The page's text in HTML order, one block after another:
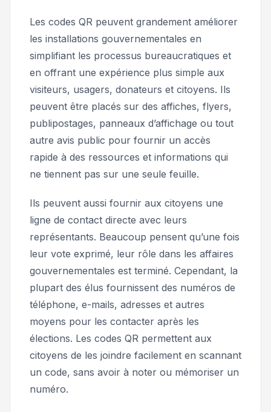
Les codes QR peuvent grandement améliorer
les installations gouvernementales en
simplifiant les processus bureaucratiques et
en offrant une expérience plus simple aux
visiteurs, usagers, donateurs et citoyens. Ils
peuvent être placés sur des affiches, flyers,
publipostages, panneaux d’affichage ou tout
autre avis public pour fournir un accès
rapide à des ressources et informations qui
ne tiennent pas sur une seule feuille.
Ils peuvent aussi fournir aux citoyens une
ligne de contact directe avec leurs
représentants. Beaucoup pensent qu’une fois
leur vote exprimé, leur rôle dans les affaires
gouvernementales est terminé. Cependant, la
plupart des élus fournissent des numéros de
téléphone, e-mails, adresses et autres
moyens pour les contacter après les
élections. Les codes QR permettent aux
citoyens de les joindre facilement en scannant
un code, sans avoir à noter ou mémoriser un
numéro.